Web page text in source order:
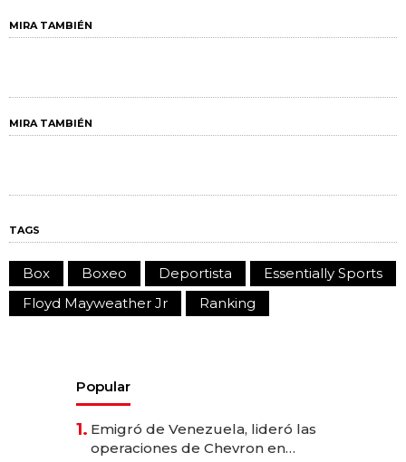
MIRA TAMBIÉN
MIRA TAMBIÉN
TAGS
Box Boxeo Deportista
Essentially Sports
Floyd Mayweather Jr
Ranking
Popular
1. Emigró de Venezuela, lideró las
operaciones de Chevron en